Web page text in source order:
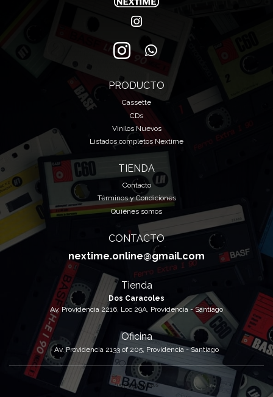
PRODUCTO
Cassette
CDs
Vinilos Nuevos
Listados completos Nextime
TIENDA
Contacto
Términos y Condiciones
Quiénes somos
CONTACTO
nextime.online@gmail.com
Tienda
Dos Caracoles
Av. Providencia 2216, Loc 29A, Providencia - Santiago
Oficina
Av. Providencia 2133 of 205, Providencia - Santiago